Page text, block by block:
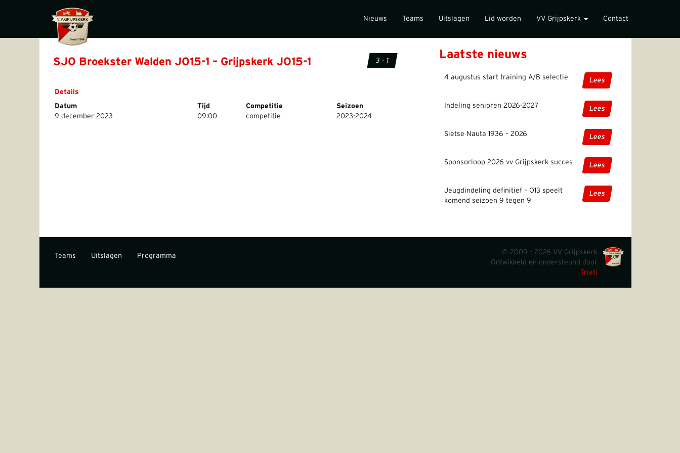
Nieuws Teams Uitslagen Lid worden VV Grijpskerk Contact
SJO Broekster Walden JO15-1 – Grijpskerk JO15-1 3 - 1
Details
Datum
Tijd Competitie
Seizoen
9 december 2023
09:00 competitie 2023-2024
Laatste nieuws
4 augustus start training A/B selectie Lees
Indeling senioren 2026-2027 Lees
Sietse Nauta 1936 – 2026 Lees
Sponsorloop 2026 vv Grijpskerk succes Lees
Jeugdindeling definitief – O13 speelt
komend seizoen 9 tegen 9
Lees
Teams Uitslagen Programma
© 2009 - 2026 VV Grijpskerk
Ontwikkeld en ondersteund door
Triati